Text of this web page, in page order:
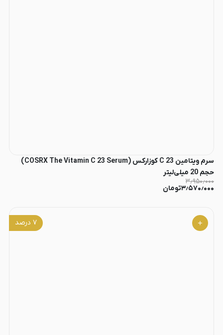
سرم ویتامین C 23 کوزارکس (COSRX The Vitamin C 23 Serum)
حجم 20 میلی‌لیتر
۳٫۹۵۰٫۰۰۰
۳٫۵۷۰٫۰۰۰تومان
۷ درصد